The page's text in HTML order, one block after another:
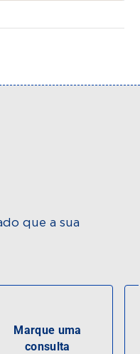
que a sua
Marque uma
consulta